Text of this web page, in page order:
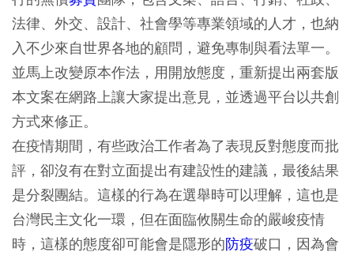
法律、外交、設計、社會學等專業領域的人才，也納
入不少來自世界各地的顧問，避免專制與看法單一。
並馬上改變原本作法，用開放態度，重新提出兩套版
本文案在網路上讓大家提出意見，並透過平台以共創
方式來修正。
在疫情期間，有些政治工作者為了表現反對態度而批
評，卻沒有在對立面提出有建設性的建議，最後結果
是分裂團結。這樣的行為在選舉時可以理解，這也是
台灣民主文化一環，但在面臨攸關生命的嚴峻疫情
時，這樣的態度卻可能會是隱形的防疫破口，因為會